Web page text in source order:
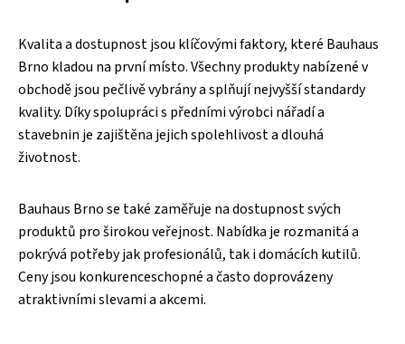
Kvalita a dostupnost jsou klíčovými faktory, které Bauhaus
Brno kladou na první místo. Všechny produkty nabízené v
obchodě jsou pečlivě vybrány a splňují nejvyšší standardy
kvality. Díky spolupráci s předními výrobci nářadí a
stavebnin je zajištěna jejich spolehlivost a dlouhá
životnost.
Bauhaus Brno se také zaměřuje na dostupnost svých
produktů pro širokou veřejnost. Nabídka je rozmanitá a
pokrývá potřeby jak profesionálů, tak i domácích kutilů.
Ceny jsou konkurenceschopné a často doprovázeny
atraktivními slevami a akcemi.